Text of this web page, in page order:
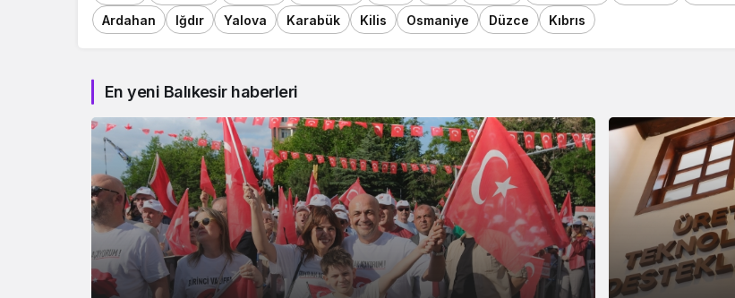
Ardahan
Iğdır Yalova Karabük Kilis Osmaniye Düzce Kıbrıs
En yeni Balıkesir haberleri